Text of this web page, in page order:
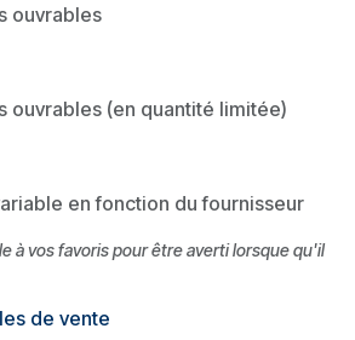
ouvrables
ouvrables (en quantité limitée)
en fonction du fournisseur
à vos favoris pour être averti lorsque qu'il
de vente